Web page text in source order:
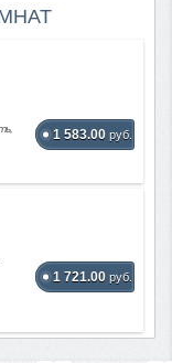
1 583.00 руб.
1 721.00 руб.